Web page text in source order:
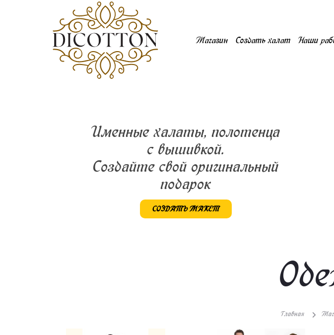
Магазин Создать халат Наши
Именные халаты, полотенца
с вышивкой.
Создайте свой оригинальный
подарок
СОЗДАТЬ МАКЕТ
Главная